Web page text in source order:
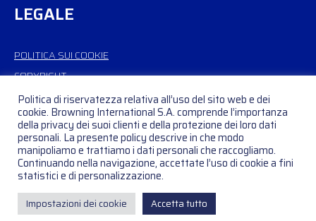
LEGALE
POLITICA SUI COOKIE
COPYRIGHT
© Copyright 2026BROWNING INTERNATIONAL S.A.– Tutti i diritti
riservati – Membro di FN Browning Group
Politica di riservatezza relativa all’uso del sito web e dei
cookie. Browning International S.A. comprende l’importanza
della privacy dei suoi clienti e della protezione dei loro dati
personali. La presente policy descrive in che modo
manipoliamo e trattiamo i dati personali che raccogliamo.
Continuando nella navigazione, accettate l’uso di cookie a fini
statistici e di personalizzazione.
Impostazioni dei cookie Accetta tutto